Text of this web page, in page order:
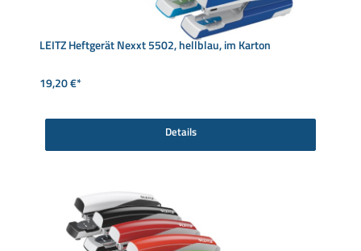
LEITZ Heftgerät Nexxt 5502, hellblau, im Karton
19,20 €*
Details